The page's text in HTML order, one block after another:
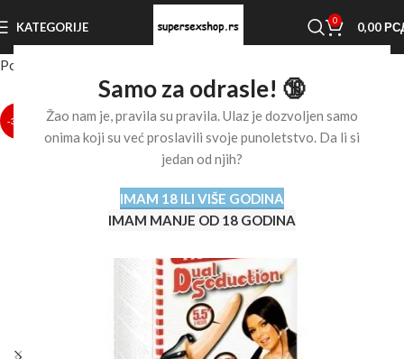
Samo za odrasle! 🔞
Žao nam je, pravila su pravila. Ulaz je dozvoljen samo
onima koji su već proslavili svoje punoletstvo. Da li si
jedan od njih?
IMAM 18 ILI VIŠE GODINA
IMAM MANJE OD 18 GODINA
KATEGORIJE 0 0,00
Početna stranica
-31%